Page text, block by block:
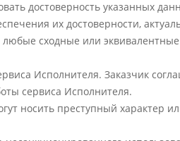
достоверность указанных
их достоверности,
сходные или
Исполнителя. Заказчик
сервиса Исполнителя.
носить преступный характер